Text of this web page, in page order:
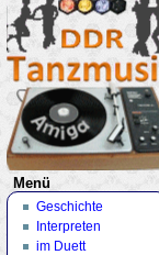
Menü
Geschichte
Interpreten
im Duett